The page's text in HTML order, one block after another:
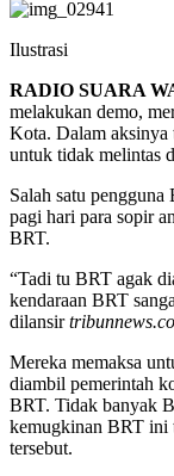
Ilustrasi
RADIO SUARA
melakukan demo,
Kota. Dalam aksinya
untuk tidak melintas
Salah satu
pagi hari para sopir
BRT.
“Tadi tu BRT agak
kendaraan BRT
dilansir
Mereka memaksa
diambil pemerintah
BRT. Tidak banyak
kemugkinan BRT ini
tersebut.